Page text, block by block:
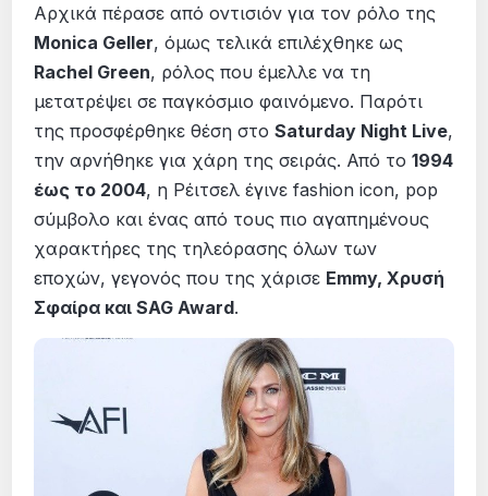
Αρχικά πέρασε από οντισιόν για τον ρόλο της
Monica Geller, όμως τελικά επιλέχθηκε ως
Rachel Green, ρόλος που έμελλε να τη
μετατρέψει σε παγκόσμιο φαινόμενο. Παρότι
της προσφέρθηκε θέση στοSaturday Night Live,
την αρνήθηκε για χάρη της σειράς. Από το1994
έως το 2004, η Ρέιτσελ έγινε fashion icon, pop
σύμβολο και ένας από τους πιο αγαπημένους
χαρακτήρες της τηλεόρασης όλων των
εποχών, γεγονός που της χάρισε Emmy, Χρυσή
Σφαίρα και SAG Award.